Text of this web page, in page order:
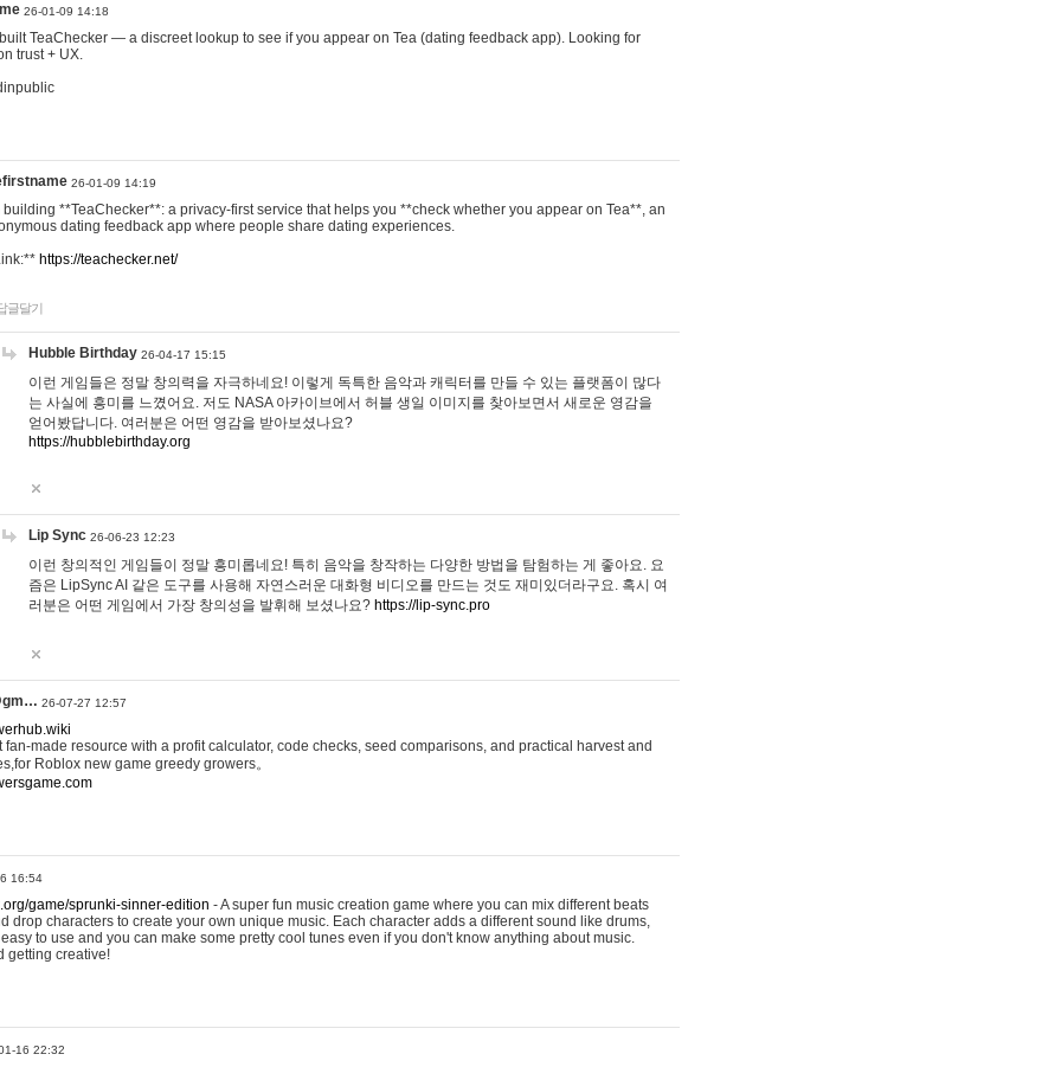
26-01-09 14:18
TeaChecker — a discreet lookup to see if you appear on Tea (dating feedback app). Looking for
trust + UX.
26-01-09 14:19
building **TeaChecker**: a privacy-first service that helps you **check whether you appear on Tea**, an
dating feedback app where people share dating experiences.
https://teachecker.net/
글달기
Hubble Birthday 26-04-17 15:15
이런 게임들은 정말 창의력을 자극하네요! 이렇게 독특한 음악과 캐릭터를 만들 수 있는 플랫폼이 많다
는 사실에 흥미를 느꼈어요. 저도 NASA 아카이브에서 허블 생일 이미지를 찾아보면서 새로운 영감을
얻어봤답니다. 여러분은 어떤 영감을 받아보셨나요?
https://hubblebirthday.org
Lip Sync 26-06-23 12:23
이런 창의적인 게임들이 정말 흥미롭네요! 특히 음악을 창작하는 다양한 방법을 탐험하는 게 좋아요. 요
즘은 LipSync AI 같은 도구를 사용해 자연스러운 대화형 비디오를 만드는 것도 재미있더라구요. 혹시 여
러분은 어떤 게임에서 가장 창의성을 발휘해 보셨나요? https://lip-sync.pro
26-07-27 12:57
made resource with a profit calculator, code checks, seed comparisons, and practical harvest and
Roblox new game greedy growers。
16:54
game/sprunki-sinner-edition - A super fun music creation game where you can mix different beats
drop characters to create your own unique music. Each character adds a different sound like drums,
to use and you can make some pretty cool tunes even if you don't know anything about music.
getting creative!
16 22:32